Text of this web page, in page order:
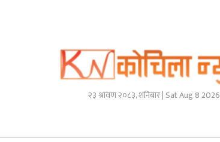
२३ श्रावण २०८३, शनिबार | Sat Aug 8 2026